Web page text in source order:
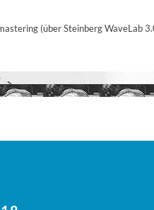
(über Steinberg